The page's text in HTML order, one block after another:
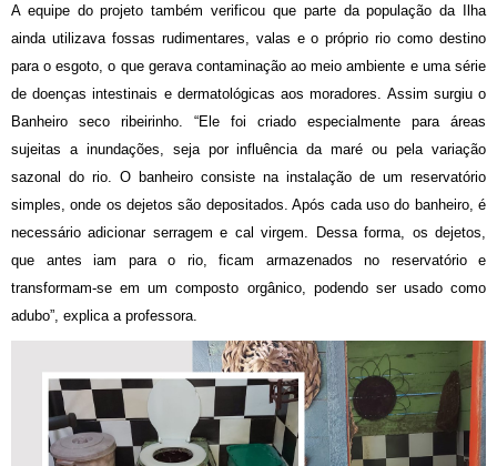
A equipe do projeto também verificou que parte da população da Ilha
ainda utilizava fossas rudimentares, valas e o próprio rio como destino
para o esgoto, o que gerava contaminação ao meio ambiente e uma série
de doenças intestinais e dermatológicas aos moradores. Assim surgiu o
Banheiro seco ribeirinho. “Ele foi criado especialmente para áreas
sujeitas a inundações, seja por influência da maré ou pela variação
sazonal do rio. O banheiro consiste na instalação de um reservatório
simples, onde os dejetos são depositados. Após cada uso do banheiro, é
necessário adicionar serragem e cal virgem. Dessa forma, os dejetos,
que antes iam para o rio, ficam armazenados no reservatório e
transformam-se em um composto orgânico, podendo ser usado como
adubo”, explica a professora.